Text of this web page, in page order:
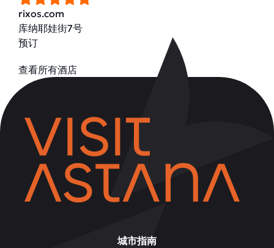
rixos.com
库纳耶娃街7号
预订
查看所有酒店
城市指南